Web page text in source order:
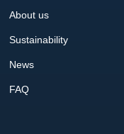
About us
Sustainability
News
FAQ